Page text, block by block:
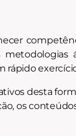
desta
os